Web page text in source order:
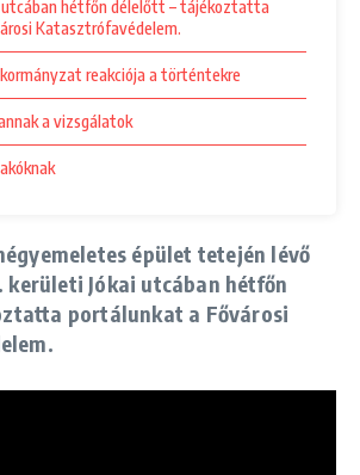
utcában hétfőn délelőtt – tájékoztatta
Katasztrófavédelem.
reakciója a történtekre
a vizsgálatok
épület tetején lévő
kerületi Jókai utcában hétfőn
portálunkat a Fővárosi